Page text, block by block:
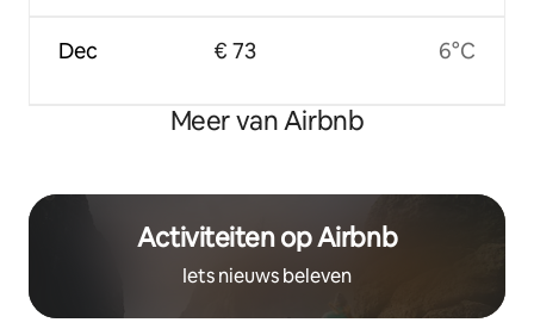
Dec € 73 6°C
Meer van Airbnb
Activiteiten op Airbnb
Iets nieuws beleven